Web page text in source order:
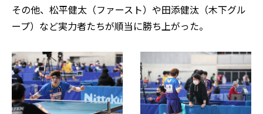
その他、松平健太（ファースト）や田添健汰（木下グル
ープ）など実力者たちが順当に勝ち上がった。